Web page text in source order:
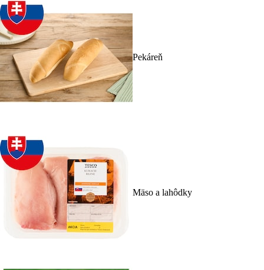
Pekáreň
Mäso a lahôdky